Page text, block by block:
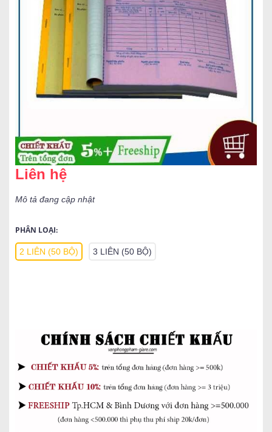
Liên hệ
Mô tả đang cập nhật
PHÂN LOẠI:
2 LIÊN (50 BỘ) 3 LIÊN (50 BỘ)